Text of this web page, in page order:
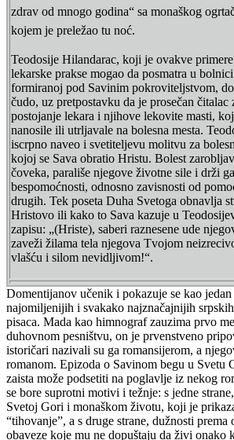
zdrav od mnogo godina“ sa monaškog
kojem je preležao tu noć.
Teodosije Hilandarac, koji je ovakve
lekarske prakse mogao da posmatra u bolnici
formiranoj pod Savinim pokroviteljstvom,
čudo, uz pretpostavku da je prosečan čitalac
postojanje lekara i njihove lekovite masti,
nanosile ili utrljavale na bolesna mesta.
iscrpno naveo i svetiteljevu molitvu za
kojoj se Sava obratio Hristu. Bolest
čoveka, parališe njegove životne sile i drži
bespomoćnosti, odnosno zavisnosti od
drugih. Tek poseta Duha Svetoga obnavlja
Hristovo ili kako to Sava kazuje u
zapisu: „(Hriste), saberi raznesene ude
zaveži žilama tela njegova Tvojom
vlašću i silom nevidljivom!“.
Domentijanov učenik i pokazuje se kao
najomiljenijih i svakako najznačajnijih
pisaca. Mada kao himnograf zauzima prvo
duhovnom pesništvu, on je prvenstveno
istoričari nazivali su ga romansijerom, a
romanom. Epizoda o Savinom begu u Svetu
zaista može podsetiti na poglavlje iz nekog
se bore suprotni motivi i težnje: s jedne
Svetoj Gori i monaškom životu, koji je
“tihovanje”, a s druge strane, dužnosti prema
obaveze koje mu ne dopuštaju da živi onako